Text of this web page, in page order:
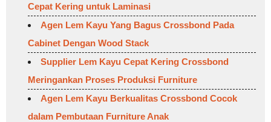
Cepat Kering untuk Laminasi
Agen Lem Kayu Yang Bagus Crossbond Pada
Cabinet Dengan Wood Stack
Supplier Lem Kayu Cepat Kering Crossbond
Meringankan Proses Produksi Furniture
Agen Lem Kayu Berkualitas Crossbond Cocok
dalam Pembutaan Furniture Anak